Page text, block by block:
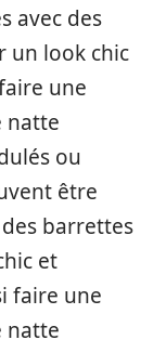
avec des
un look chic
une
natte
ou
être
barrettes
et
faire une
natte